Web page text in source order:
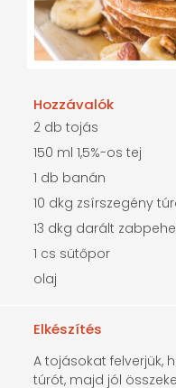
Elkészítés
A tojásokat felverjük,
túrót, majd jól
Hozzávalók
2 db tojás
150 ml 1,5%-os tej
1 db banán
10 dkg zsírszegény
13 dkg darált
1 cs sütőpor
olaj